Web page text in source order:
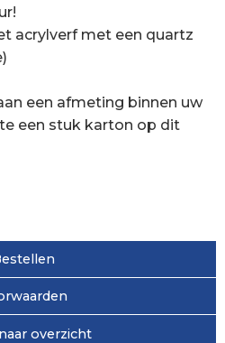
acrylverf met een quartz
een afmeting binnen uw
een stuk karton op dit
overzicht